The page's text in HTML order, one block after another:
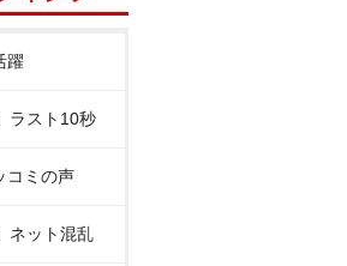
躍
ラスト10秒
コミの声
ネット混乱